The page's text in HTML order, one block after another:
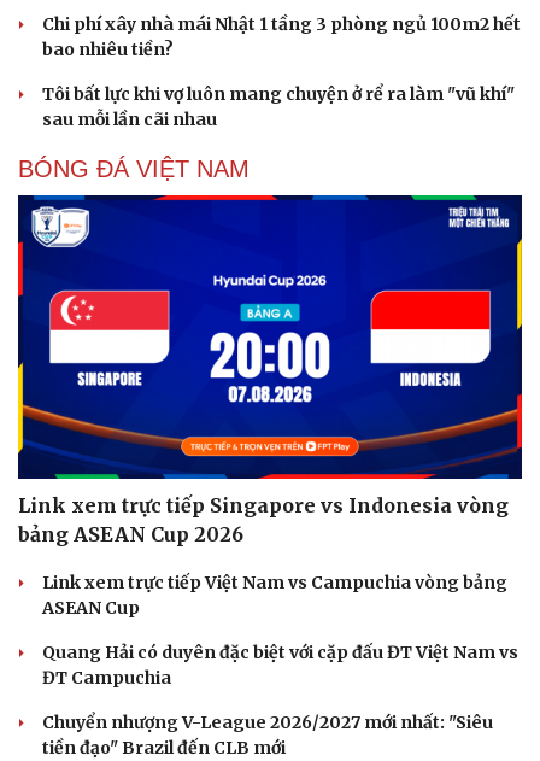
Chi phí xây nhà mái Nhật 1 tầng 3 phòng ngủ 100m2 hết
bao nhiêu tiền?
Tôi bất lực khi vợ luôn mang chuyện ở rể ra làm "vũ khí"
sau mỗi lần cãi nhau
BÓNG ĐÁ VIỆT NAM
Link xem trực tiếp Singapore vs Indonesia vòng
bảng ASEAN Cup 2026
Link xem trực tiếp Việt Nam vs Campuchia vòng bảng
ASEAN Cup
Quang Hải có duyên đặc biệt với cặp đấu ĐT Việt Nam vs
ĐT Campuchia
Chuyển nhượng V-League 2026/2027 mới nhất: "Siêu
tiền đạo" Brazil đến CLB mới